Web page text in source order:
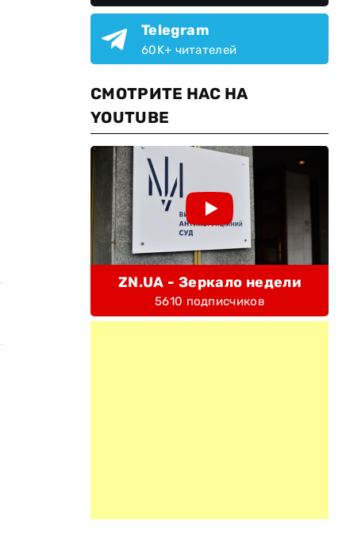
Telegram
60K+ читателей
СМОТРИТЕ НАС НА
YOUTUBE
ZN.UA - Зеркало недели
5610 подписчиков